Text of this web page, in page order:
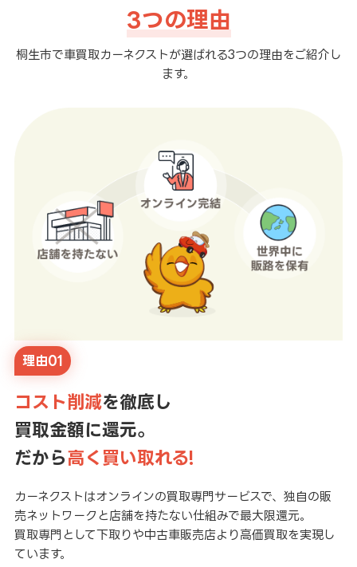
3つの理由
桐生市で車買取カーネクストが選ばれる3つの理由をご紹介し
ます。
理由01
コスト削減を徹底し
買取金額に還元。
だから高く買い取れる!
カーネクストはオンラインの買取専門サービスで、独自の販
売ネットワークと店舗を持たない仕組みで最大限還元。
買取専門として下取りや中古車販売店より高価買取を実現し
ています。